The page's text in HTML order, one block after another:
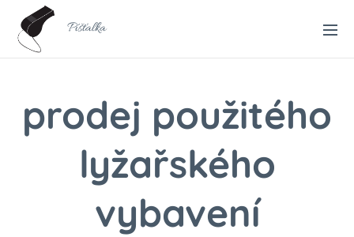
Píšťalka
prodej použitého
lyžařského
vybavení